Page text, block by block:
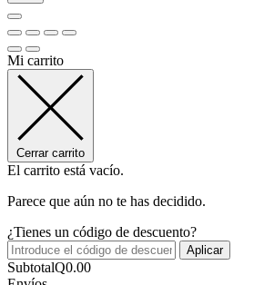
Mi carrito
Cerrar carrito
El carrito está vacío.
Parece que aún no te has decidido.
¿Tienes un código de descuento?
Aplicar
SubtotalQ0.00